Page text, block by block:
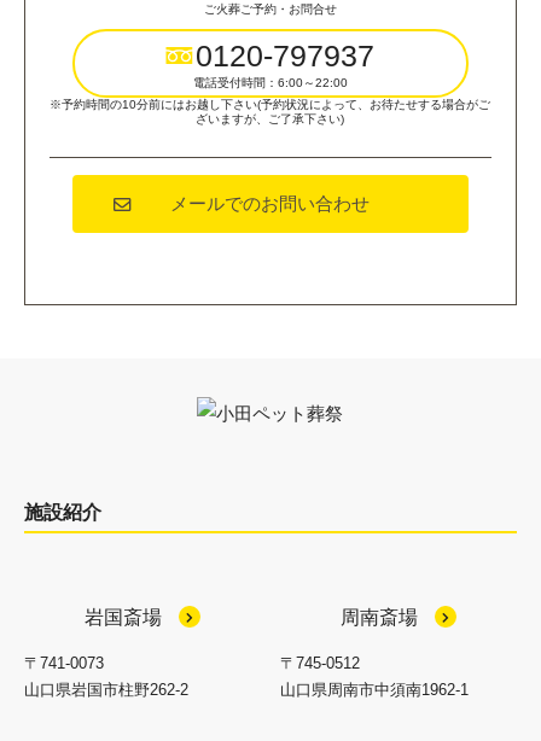
ご火葬ご予約・お問合せ
0120-797937
電話受付時間：6:00～22:00
※予約時間の10分前にはお越し下さい(予約状況によって、お待たせする場合がご
ざいますが、ご了承下さい)
メールでのお問い合わせ
施設紹介
岩国斎場
〒741-0073
山口県岩国市柱野262-2
周南斎場
〒745-0512
山口県周南市中須南1962-1